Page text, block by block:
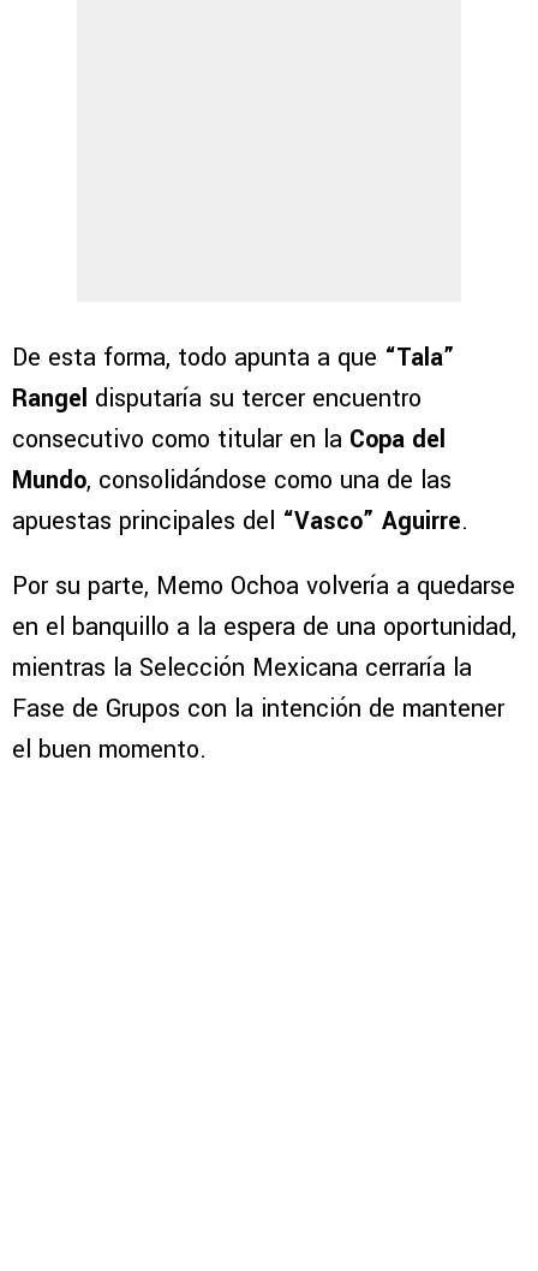
De esta forma, todo apunta a que “Tala”
Rangel disputaría su tercer encuentro
consecutivo como titular en la Copa del
Mundo, consolidándose como una de las
apuestas principales del “Vasco” Aguirre.
Por su parte, Memo Ochoa volvería a quedarse
en el banquillo a la espera de una oportunidad,
mientras la Selección Mexicana cerraría la
Fase de Grupos con la intención de mantener
el buen momento.